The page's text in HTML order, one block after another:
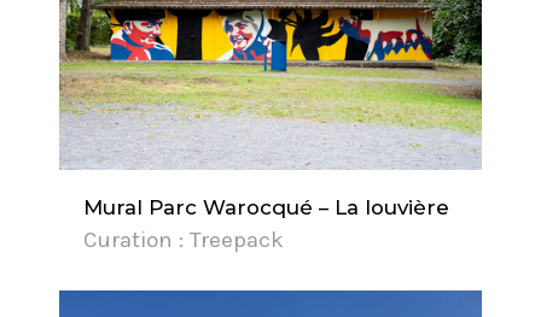
Mural Parc Warocqué – La louvière
Curation : Treepack